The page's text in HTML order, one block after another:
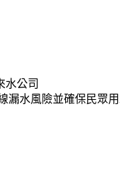
水公司
漏水風險並確保民眾